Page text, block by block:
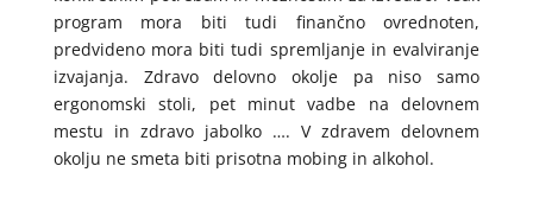
program mora biti tudi finančno ovrednoten,
predvideno mora biti tudi spremljanje in evalviranje
izvajanja. Zdravo delovno okolje pa niso samo
ergonomski stoli, pet minut vadbe na delovnem
mestu in zdravo jabolko …. V zdravem delovnem
okolju ne smeta biti prisotna mobing in alkohol.